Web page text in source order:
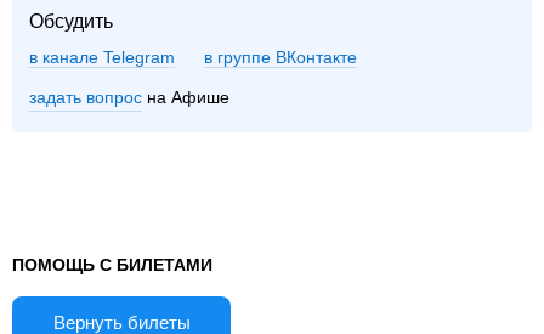
Обсудить
в канале Telegram группе ВКонтакте
задать вопрос на Афише
ПОМОЩЬ С БИЛЕТАМИ
Вернуть билеты